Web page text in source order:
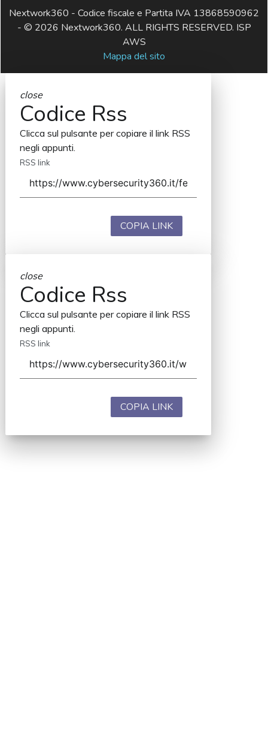
Nextwork360 - Codice fiscale e Partita IVA 13868590962
- © 2026 Nextwork360. ALL RIGHTS RESERVED. ISP
AWS
Mappa del sito
close
Codice Rss
Clicca sul pulsante per copiare il link RSS
negli appunti.
RSS link
COPIA LINK
close
Codice Rss
Clicca sul pulsante per copiare il link RSS
negli appunti.
RSS link
COPIA LINK